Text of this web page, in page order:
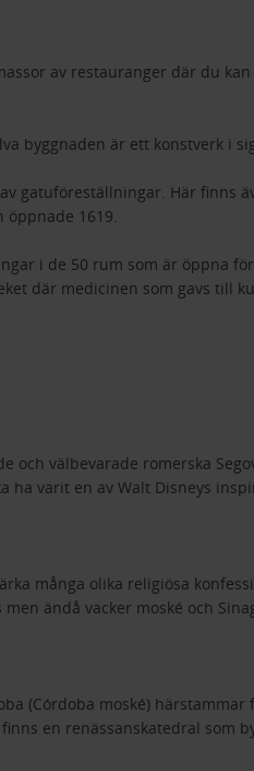
av restauranger där du
byggnaden är ett konstverk i
gatuföreställningar. Här finns
1619.
i de 50 rum som är öppna
där medicinen som gavs till
välbevarade romerska
ha varit en av Walt Disneys
många olika religiösa
ändå vacker moské och
(Córdoba moské) härstammar
en renässanskatedral som